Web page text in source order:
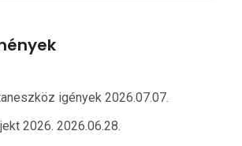
igények 2026.07.07.
2026. 2026.06.28.